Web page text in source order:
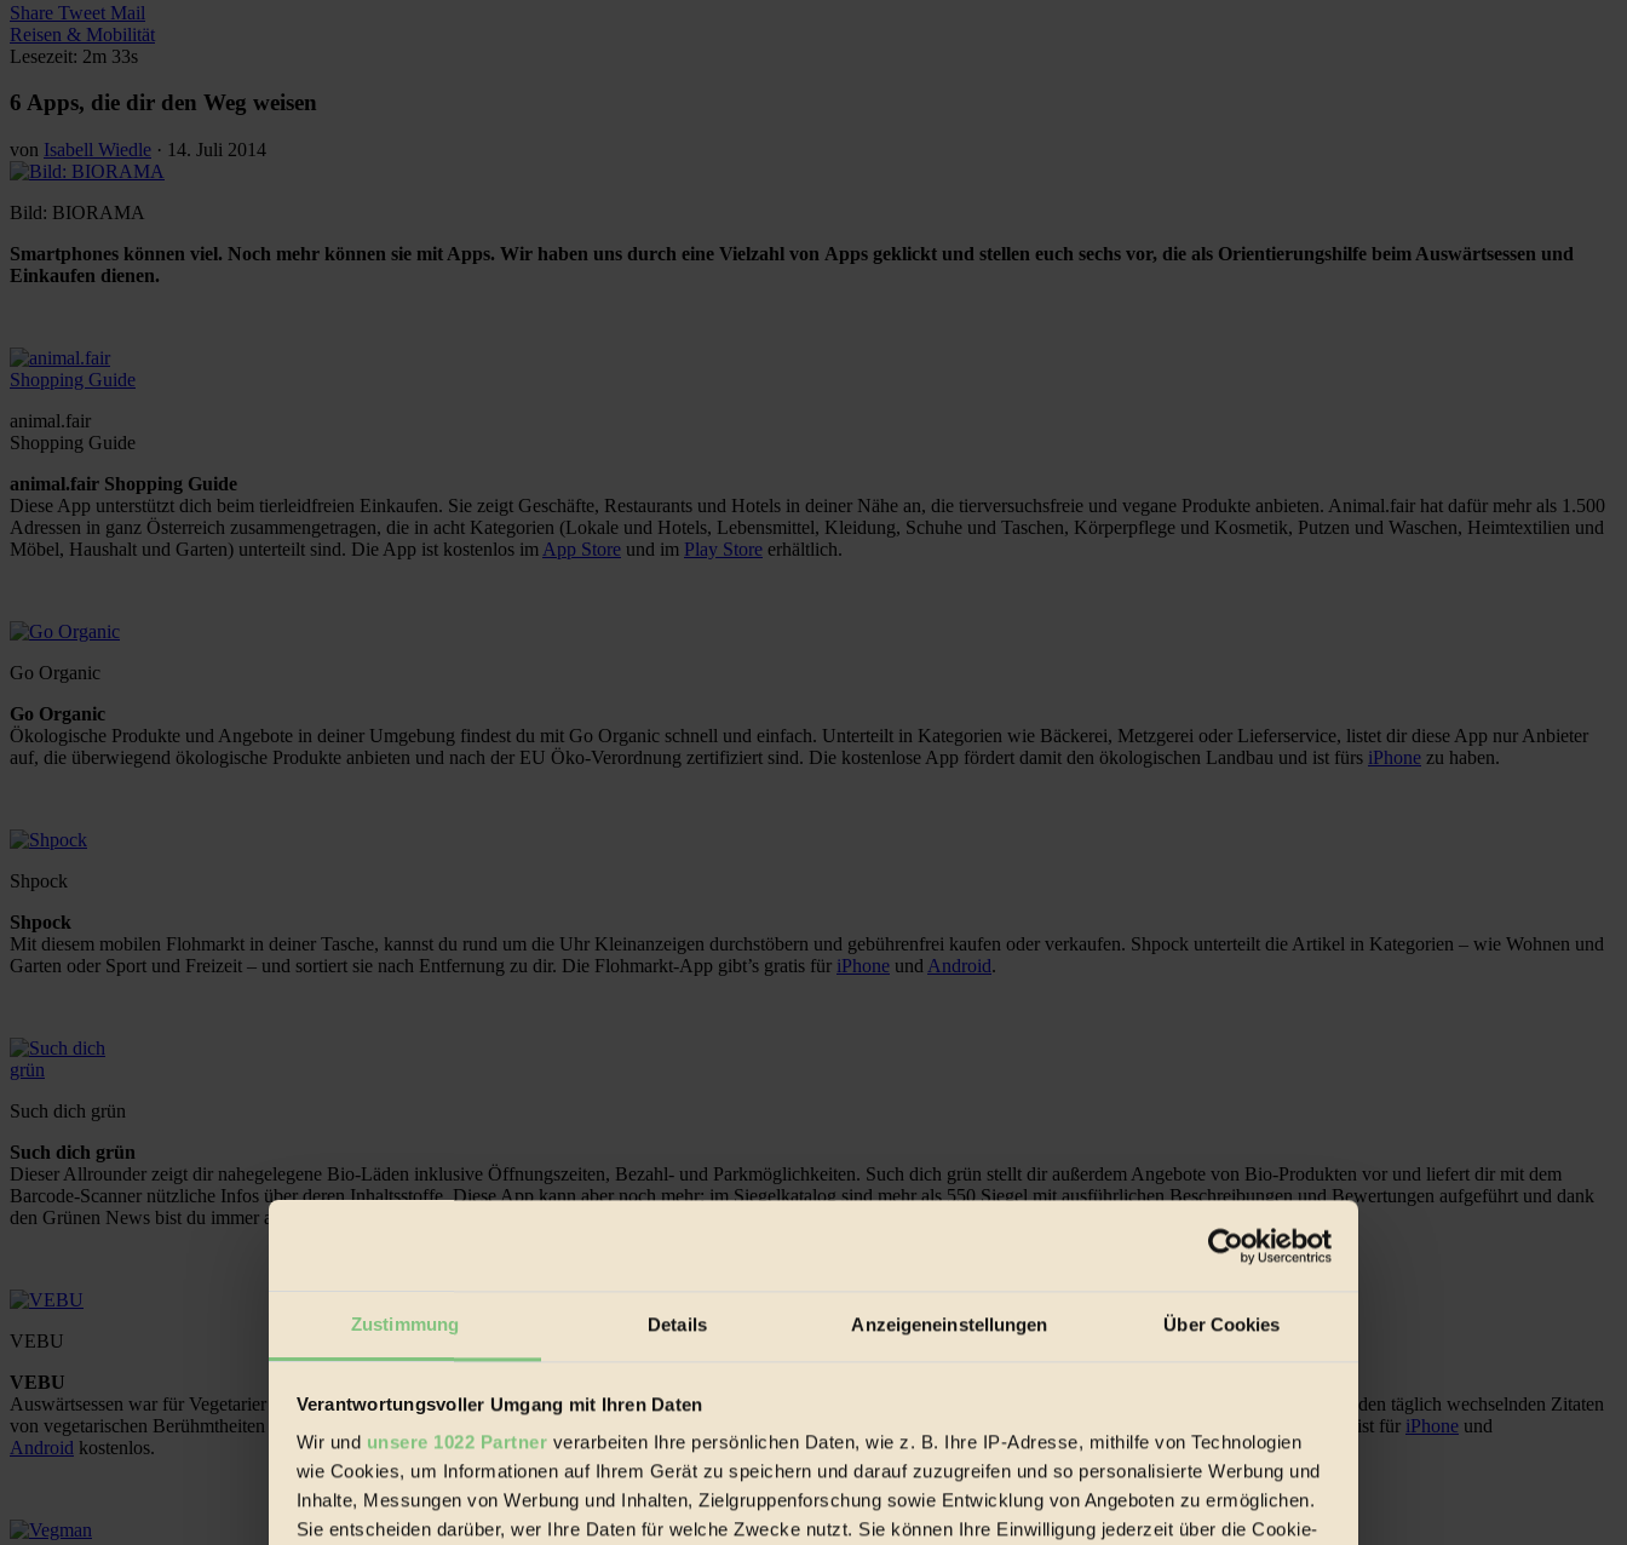
Zustimmung Details Anzeigeneinstellungen Über Cookies
Verantwortungsvoller Umgang mit Ihren Daten
Wir und unsere 1022 Partner verarbeiten Ihre persönlichen Daten, wie z. B. Ihre IP-Adresse, mithilfe von Technologien
wie Cookies, um Informationen auf Ihrem Gerät zu speichern und darauf zuzugreifen und so personalisierte Werbung und
Inhalte, Messungen von Werbung und Inhalten, Zielgruppenforschung sowie Entwicklung von Angeboten zu ermöglichen.
Sie entscheiden darüber, wer Ihre Daten für welche Zwecke nutzt. Sie können Ihre Einwilligung jederzeit über die Cookie-
Share Tweet Mail
Reisen & Mobilität
Lesezeit: 2m 33s
6 Apps, die dir den Weg weisen
von Isabell Wiedle · 14. Juli 2014
Bild: BIORAMA
Smartphones können viel. Noch mehr können sie mit Apps. Wir haben uns durch eine Vielzahl von Apps geklickt und stellen euch sechs vor, die als Orientierungshilfe beim Auswärtsessen und
Einkaufen dienen.
animal.fair
Shopping Guide
animal.fair Shopping Guide
Diese App unterstützt dich beim tierleidfreien Einkaufen. Sie zeigt Geschäfte, Restaurants und Hotels in deiner Nähe an, die tierversuchsfreie und vegane Produkte anbieten. Animal.fair hat dafür mehr als 1.500
Adressen in ganz Österreich zusammengetragen, die in acht Kategorien (Lokale und Hotels, Lebensmittel, Kleidung, Schuhe und Taschen, Körperpflege und Kosmetik, Putzen und Waschen, Heimtextilien und
Möbel, Haushalt und Garten) unterteilt sind. Die App ist kostenlos im App Store und im Play Store erhältlich.
Go Organic
Go Organic
Ökologische Produkte und Angebote in deiner Umgebung findest du mit Go Organic schnell und einfach. Unterteilt in Kategorien wie Bäckerei, Metzgerei oder Lieferservice, listet dir diese App nur Anbieter
auf, die überwiegend ökologische Produkte anbieten und nach der EU Öko-Verordnung zertifiziert sind. Die kostenlose App fördert damit den ökologischen Landbau und ist fürs iPhone zu haben.
Shpock
Shpock
Mit diesem mobilen Flohmarkt in deiner Tasche, kannst du rund um die Uhr Kleinanzeigen durchstöbern und gebührenfrei kaufen oder verkaufen. Shpock unterteilt die Artikel in Kategorien – wie Wohnen und
Garten oder Sport und Freizeit – und sortiert sie nach Entfernung zu dir. Die Flohmarkt-App gibt’s gratis für iPhone und Android.
Such dich grün
Such dich grün
Dieser Allrounder zeigt dir nahegelegene Bio-Läden inklusive Öffnungszeiten, Bezahl- und Parkmöglichkeiten. Such dich grün stellt dir außerdem Angebote von Bio-Produkten vor und liefert dir mit dem
Barcode-Scanner nützliche Infos über deren Inhaltsstoffe. Diese App kann aber noch mehr: im Siegelkatalog sind mehr als 550 Siegel mit ausführlichen Beschreibungen und Bewertungen aufgeführt und dank
den Grünen News bist du immer auf dem neuesten Bio-Lifestyle-Stand. Such dich grün gibt’s im
VEBU
VEBU
Auswärtsessen war für Vegetarier und Veganer noch nie so einfach: Die App des Vegetarierbundes Deutschland zeigt dir Restaurants in deiner unmittelbaren Umgebung an. Mit den täglich wechselnden Zitaten
von vegetarischen Berühmtheiten gibt’s auch was fürs Poetenherz. Und im VeggieAbo können du und deine Freunde 30 Tage lang ins vegane Leben hineinschnuppern. VEBU ist für iPhone und
Android kostenlos.